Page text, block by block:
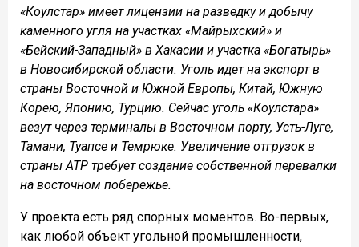
«Коулстар» имеет лицензии на разведку и добычу
каменного угля на участках «Майрыхский» и
«Бейский-Западный» в Хакасии и участка «Богатырь»
в Новосибирской области. Уголь идет на экспорт в
страны Восточной и Южной Европы, Китай, Южную
Корею, Японию, Турцию. Сейчас уголь «Коулстара»
везут через терминалы в Восточном порту, Усть-Луге,
Тамани, Туапсе и Темрюке. Увеличение отгрузок в
страны АТР требует создание собственной перевалки
на восточном побережье.
У проекта есть ряд спорных моментов. Во-первых,
как любой объект угольной промышленности,